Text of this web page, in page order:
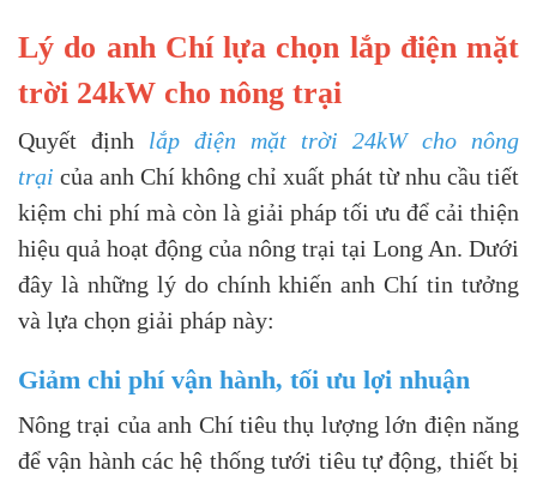
Lý do anh Chí lựa chọn lắp điện mặt
trời 24kW cho nông trại
Quyết định lắp điện mặt trời 24kW cho nông
trại của anh Chí không chỉ xuất phát từ nhu cầu tiết
kiệm chi phí mà còn là giải pháp tối ưu để cải thiện
hiệu quả hoạt động của nông trại tại Long An. Dưới
đây là những lý do chính khiến anh Chí tin tưởng
và lựa chọn giải pháp này:
Giảm chi phí vận hành, tối ưu lợi nhuận
Nông trại của anh Chí tiêu thụ lượng lớn điện năng
để vận hành các hệ thống tưới tiêu tự động, thiết bị